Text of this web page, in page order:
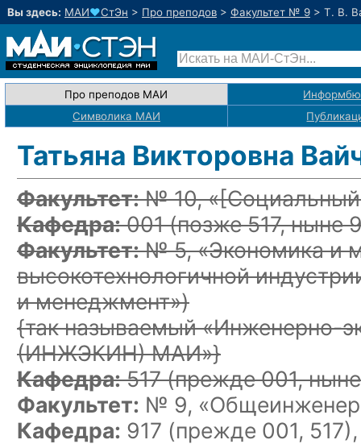
Вы здесь: МАИ♥СтЭн > Про преподов > Факультет № 9 > Т. В.
Про преподов МАИ
Символика МАИ
Татьяна Викторовна
Факультет:№ 10, «
Кафедра:001(позже 517, ныне
Факультет:№ 5, «Экономика и
высокотехнологичной
и менеджмент»)
{так называемый «Инженерно-
(ИНЖЭКИН) МАИ»}
Кафедра:517(прежде 001,
Факультет: № 9,
Кафедра: 917 (прежде 001,